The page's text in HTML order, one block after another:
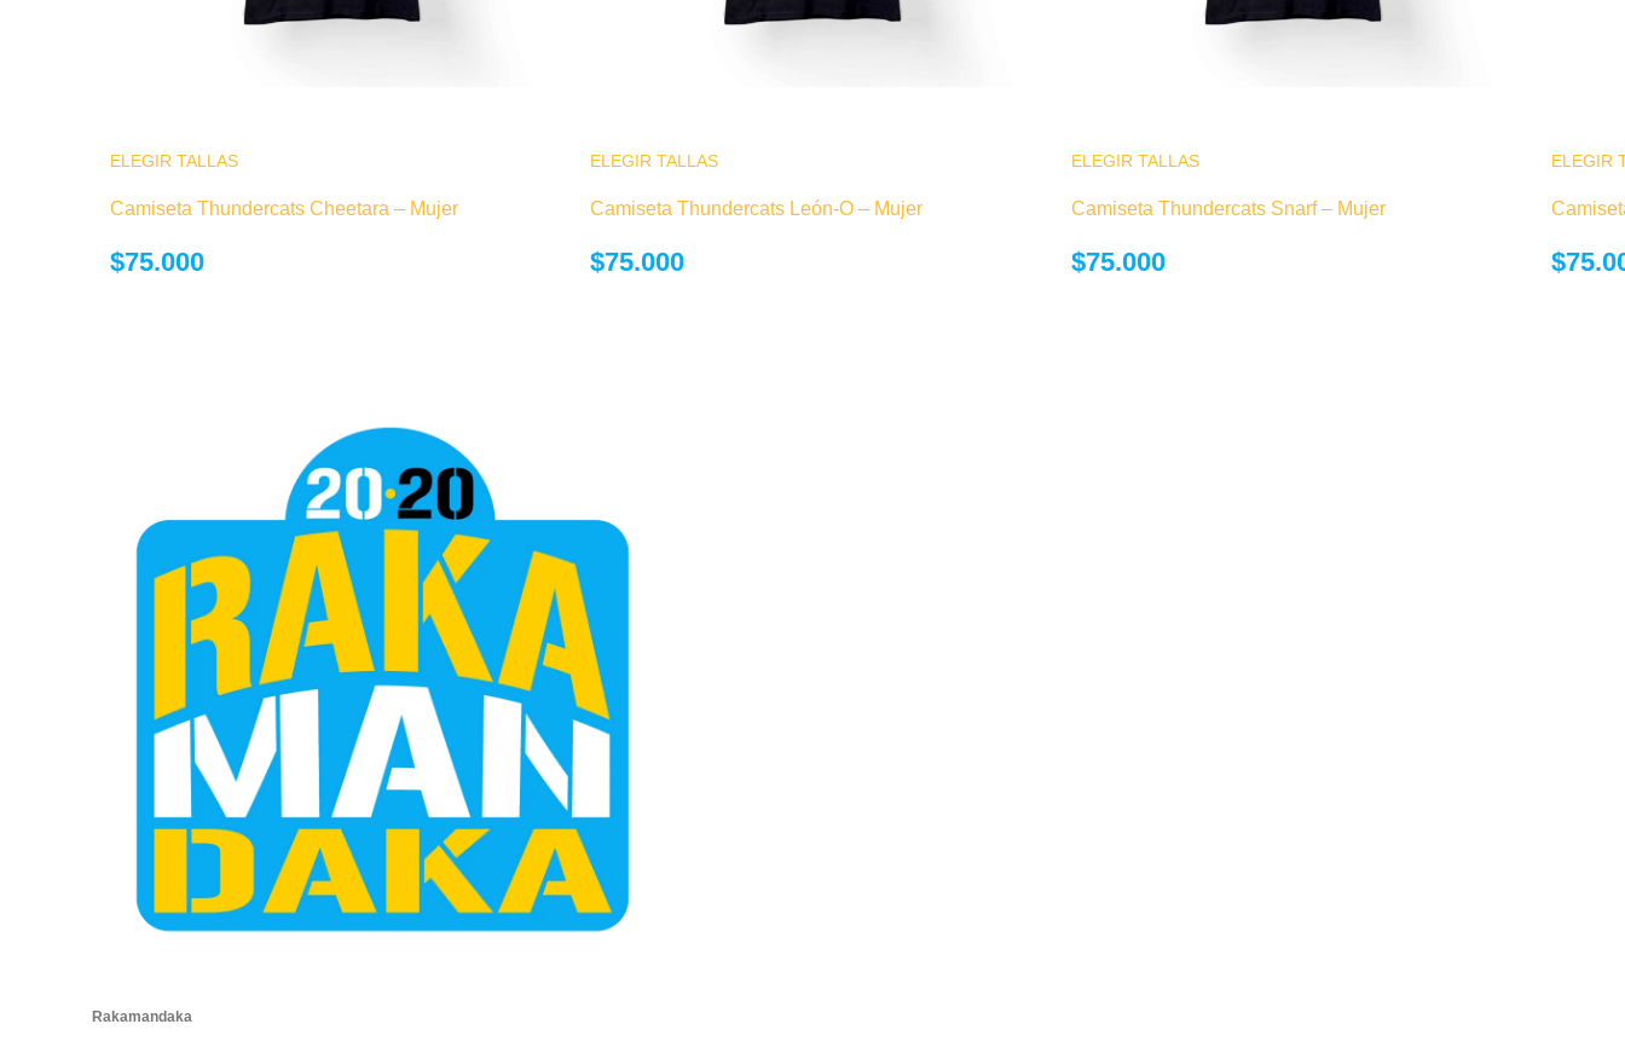
ELEGIR TALLAS
producto
Camiseta Thundercats Cheetara – Mujer
$75.000
ELEGIR TALLAS
producto
Camiseta Thundercats León-O – Mujer
$75.000
ELEGIR TALLASEste producto tiene múltiples variantes. Las
producto
Camiseta Thundercats Snarf – Mujer
$75.000
ELEGIR
$
Rakamandaka